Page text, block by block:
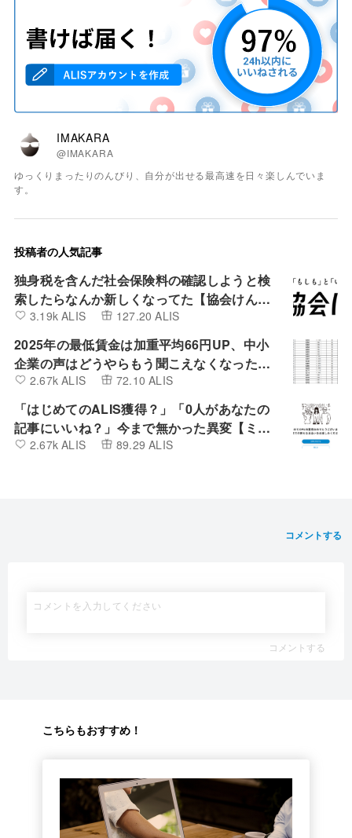
IMAKARA
@IMAKARA
ゆっくりまったりのんびり、自分が出せる最高速を日々楽しんでいま
す。
投稿者の人気記事
独身税を含んだ社会保険料の確認しようと検
索したらなんか新しくなってた【協会けん
ぽ】3.19k ALIS 127.20 ALIS
2025年の最低賃金は加重平均66円UP、中小
企業の声はどうやらもう聞こえなくなったよ
うです。
2.67k ALIS 72.10 ALIS
「はじめてのALIS獲得？」「0人があなたの
記事にいいね？」今まで無かった異変【ミン
カブIR】
2.67k ALIS 89.29 ALIS
コメントする
コメントする
こちらもおすすめ！